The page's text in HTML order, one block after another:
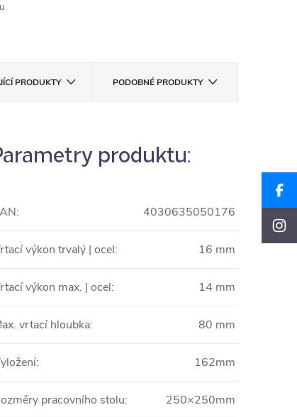
PRODUKTY PODOBNÉ PRODUKTY
produktu:
4030635050176
výkon trvalý | ocel: 16 mm
výkon max. | ocel: 14 mm
vrtací hloubka: 80 mm
162mm
pracovního stolu: 250×250mm